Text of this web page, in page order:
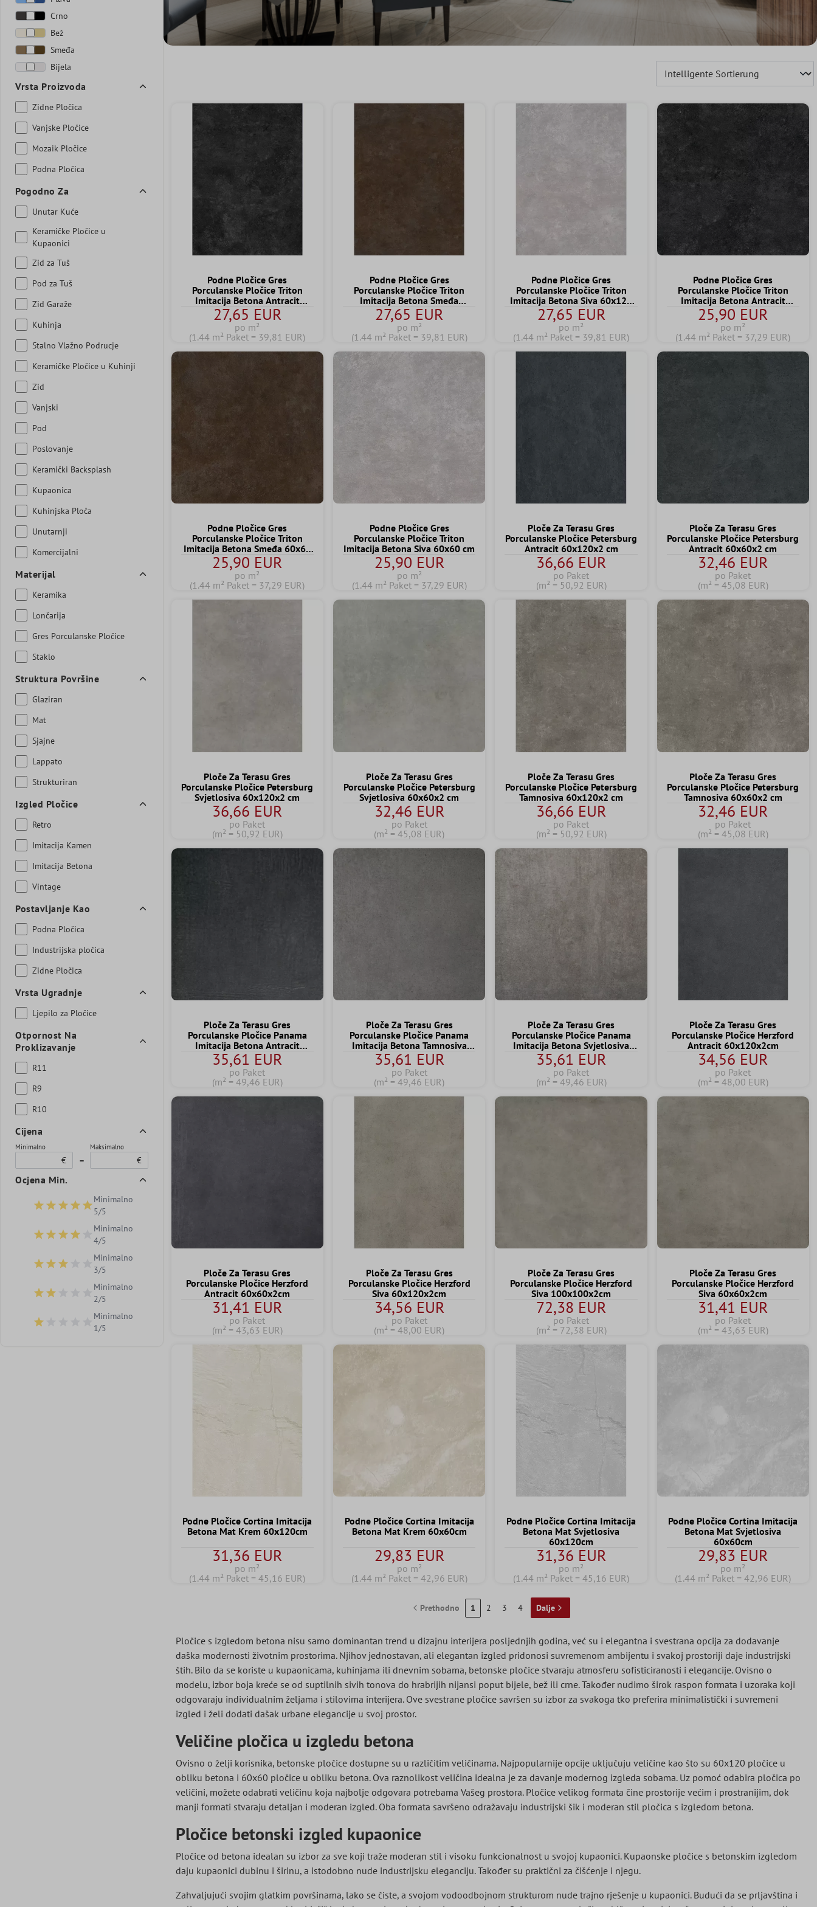
Crno
Bež
Smeđa
Bijela
Vrsta Proizvoda
Zidne Pločica
Vanjske Pločice
Mozaik Pločice
Podna Pločica
Pogodno Za
Unutar Kuće
Keramičke Pločice u
Kupaonici
Zid za Tuš
Pod za Tuš
Zid Garaže
Kuhinja
Stalno Vlažno Podrucje
Keramičke Pločice u Kuhinji
Zid
Vanjski
Pod
Poslovanje
Keramički Backsplash
Kupaonica
Kuhinjska Ploča
Unutarnji
Komercijalni
Materijal
Keramika
Lončarija
Gres Porculanske Pločice
Staklo
Struktura Površine
Glaziran
Mat
Sjajne
Lappato
Strukturiran
Izgled Pločice
Retro
Imitacija Kamen
Imitacija Betona
Vintage
Postavljanje Kao
Podna Pločica
Industrijska pločica
Zidne Pločica
Vrsta Ugradnje
Ljepilo za Pločice
Otpornost Na
Proklizavanje
R11
R9
R10
Cijena
Minimalno
€ –
Maksimalno
€
Ocjena Min.
Dodaj filtar: Minimalna ocjena 5 od 5 zvjezdica
Minimalno
5/5
Dodaj filtar: Minimalna ocjena 4 od 5 zvjezdica
Minimalno
4/5
Dodaj filtar: Minimalna ocjena 3 od 5 zvjezdica
Minimalno
3/5
Dodaj filtar: Minimalna ocjena 2 od 5 zvjezdica
Minimalno
2/5
Dodaj filtar: Minimalna ocjena 1 od 5 zvjezdica
Minimalno
1/5
Podne Pločice Gres
Porculanske Pločice Triton
Imitacija Betona Antracit
60x120 cm
27,65 EUR
po m²
(1.44 m² Paket = 39,81 EUR)
Podne Pločice Gres
Porculanske Pločice Triton
Imitacija Betona Smeđa
60x120 cm
27,65 EUR
po m²
(1.44 m² Paket = 39,81 EUR)
Podne Pločice Gres
Porculanske Pločice Triton
Imitacija Betona Siva 60x120
cm
27,65 EUR
po m²
(1.44 m² Paket = 39,81 EUR)
Podne Pločice Gres
Porculanske Pločice Triton
Imitacija Betona Antracit
60x60 cm
25,90 EUR
po m²
(1.44 m² Paket = 37,29 EUR)
Podne Pločice Gres
Porculanske Pločice Triton
Imitacija Betona Smeđa 60x60
cm
25,90 EUR
po m²
(1.44 m² Paket = 37,29 EUR)
Podne Pločice Gres
Porculanske Pločice Triton
Imitacija Betona Siva 60x60 cm
25,90 EUR
po m²
(1.44 m² Paket = 37,29 EUR)
Ploče Za Terasu Gres
Porculanske Pločice Petersburg
Antracit 60x120x2 cm
36,66 EUR
po Paket
(m² = 50,92 EUR)
Ploče Za Terasu Gres
Porculanske Pločice Petersburg
Antracit 60x60x2 cm
32,46 EUR
po Paket
(m² = 45,08 EUR)
Ploče Za Terasu Gres
Porculanske Pločice Petersburg
Svjetlosiva 60x120x2 cm
36,66 EUR
po Paket
(m² = 50,92 EUR)
Ploče Za Terasu Gres
Porculanske Pločice Petersburg
Svjetlosiva 60x60x2 cm
32,46 EUR
po Paket
(m² = 45,08 EUR)
Ploče Za Terasu Gres
Porculanske Pločice Petersburg
Tamnosiva 60x120x2 cm
36,66 EUR
po Paket
(m² = 50,92 EUR)
Ploče Za Terasu Gres
Porculanske Pločice Petersburg
Tamnosiva 60x60x2 cm
32,46 EUR
po Paket
(m² = 45,08 EUR)
Ploče Za Terasu Gres
Porculanske Pločice Panama
Imitacija Betona Antracit
60x60x2 cm
35,61 EUR
po Paket
(m² = 49,46 EUR)
Ploče Za Terasu Gres
Porculanske Pločice Panama
Imitacija Betona Tamnosiva
60x60x2 cm
35,61 EUR
po Paket
(m² = 49,46 EUR)
Ploče Za Terasu Gres
Porculanske Pločice Panama
Imitacija Betona Svjetlosiva
60x60x2 cm
35,61 EUR
po Paket
(m² = 49,46 EUR)
Ploče Za Terasu Gres
Porculanske Pločice Herzford
Antracit 60x120x2cm
34,56 EUR
po Paket
(m² = 48,00 EUR)
Ploče Za Terasu Gres
Porculanske Pločice Herzford
Antracit 60x60x2cm
31,41 EUR
po Paket
(m² = 43,63 EUR)
Ploče Za Terasu Gres
Porculanske Pločice Herzford
Siva 60x120x2cm
34,56 EUR
po Paket
(m² = 48,00 EUR)
Ploče Za Terasu Gres
Porculanske Pločice Herzford
Siva 100x100x2cm
72,38 EUR
po Paket
(m² = 72,38 EUR)
Ploče Za Terasu Gres
Porculanske Pločice Herzford
Siva 60x60x2cm
31,41 EUR
po Paket
(m² = 43,63 EUR)
Podne Pločice Cortina Imitacija
Betona Mat Krem 60x120cm
31,36 EUR
po m²
(1.44 m² Paket = 45,16 EUR)
Podne Pločice Cortina Imitacija
Betona Mat Krem 60x60cm
29,83 EUR
po m²
(1.44 m² Paket = 42,96 EUR)
Podne Pločice Cortina Imitacija
Betona Mat Svjetlosiva
60x120cm
31,36 EUR
po m²
(1.44 m² Paket = 45,16 EUR)
Podne Pločice Cortina Imitacija
Betona Mat Svjetlosiva
60x60cm
29,83 EUR
po m²
(1.44 m² Paket = 42,96 EUR)
Prethodno 1 2 3 4 Dalje
Pločice s izgledom betona nisu samo dominantan trend u dizajnu interijera posljednjih godina, već su i elegantna i svestrana opcija za dodavanje
daška modernosti životnim prostorima. Njihov jednostavan, ali elegantan izgled pridonosi suvremenom ambijentu i svakoj prostoriji daje industrijski
štih. Bilo da se koriste u kupaonicama, kuhinjama ili dnevnim sobama, betonske pločice stvaraju atmosferu sofisticiranosti i elegancije. Ovisno o
modelu, izbor boja kreće se od suptilnih sivih tonova do hrabrijih nijansi poput bijele, bež ili crne. Također nudimo širok raspon formata i uzoraka koji
odgovaraju individualnim željama i stilovima interijera. Ove svestrane pločice savršen su izbor za svakoga tko preferira minimalistički i suvremeni
izgled i želi dodati dašak urbane elegancije u svoj prostor.
Veličine pločica u izgledu betona
Ovisno o želji korisnika, betonske pločice dostupne su u različitim veličinama. Najpopularnije opcije uključuju veličine kao što su 60x120 pločice u
obliku betona i 60x60 pločice u obliku betona. Ova raznolikost veličina idealna je za davanje modernog izgleda sobama. Uz pomoć odabira pločica po
veličini, možete odabrati veličinu koja najbolje odgovara potrebama Vašeg prostora. Pločice velikog formata čine prostorije većim i prostranijim, dok
manji formati stvaraju detaljan i moderan izgled. Oba formata savršeno odražavaju industrijski šik i moderan stil pločica s izgledom betona.
Pločice betonski izgled kupaonice
Pločice od betona idealan su izbor za sve koji traže moderan stil i visoku funkcionalnost u svojoj kupaonici. Kupaonske pločice s betonskim izgledom
daju kupaonici dubinu i širinu, a istodobno nude industrijsku eleganciju. Također su praktični za čišćenje i njegu.
Zahvaljujući svojim glatkim površinama, lako se čiste, a svojom vodoodbojnom strukturom nude trajno rješenje u kupaonici. Budući da se prljavština i